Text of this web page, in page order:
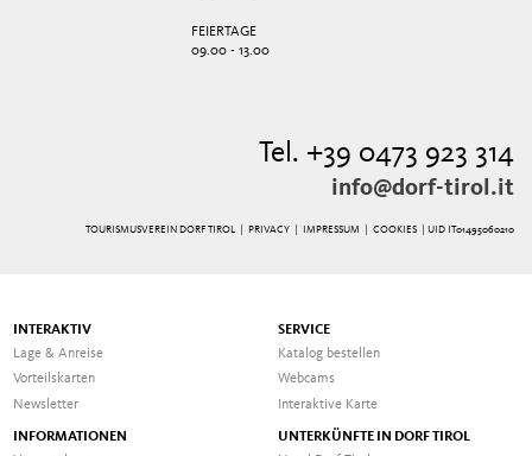
FEIERTAGE
09.00 - 13.00
Tel. +39 0473 923 314
info@dorf-tirol.it
TOURISMUSVEREIN DORF TIROL | PRIVACY| IMPRESSUM| COOKIES | UID IT01495060210
INTERAKTIV
Lage & Anreise
Vorteilskarten
Newsletter
SERVICE
Katalog bestellen
Webcams
Interaktive Karte
INFORMATIONEN
UNTERKÜNFTE IN DORF TIROL